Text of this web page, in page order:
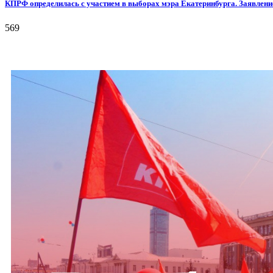
КПРФ определилась с участием в выборах мэра Екатеринбурга.
569